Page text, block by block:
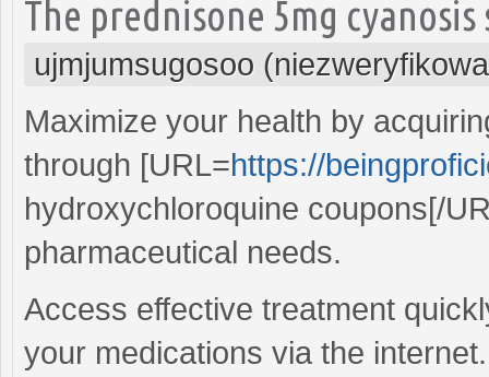
The prednisone 5mg
ujmjumsugosoo
Maximize your health by
through [URL=https://
hydroxychloroquine coupons[/
pharmaceutical needs.
Access effective treatment
your medications via the